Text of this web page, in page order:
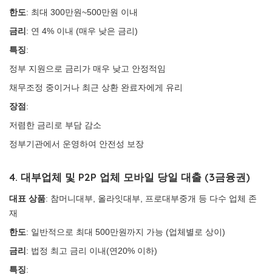
한도: 최대 300만원~500만원 이내
금리 : 연 4% 이내 (매우 낮은 금리)
특징:
정부 지원으로 금리가 매우 낮고 안정적임
채무조정 중이거나 최근 상환 완료자에게 유리
장점 :
저렴한 금리로 부담 감소
정부기관에서 운영하여 안전성 보장
4. 대부업체 및 P2P 업체 모바일 당일 대출 (3금융권)
대표 상품: 참머니대부, 올라잇대부, 프로대부중개 등 다수 업체 존
재
한도: 일반적으로 최대 500만원까지 가능 (업체별로 상이)
금리 : 법정 최고 금리 이내(연20% 이하)
특징: